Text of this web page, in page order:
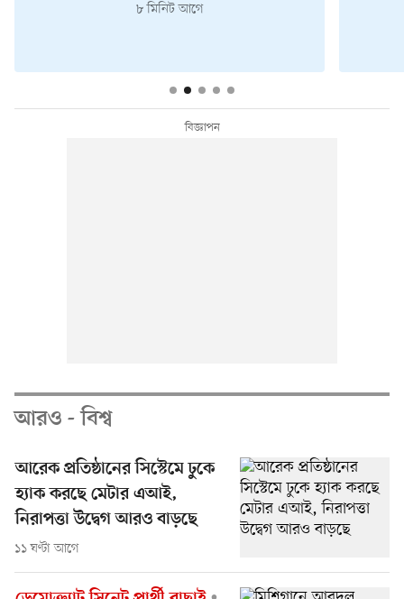
৮ মিনিট আগে
আরও - বিশ্ব
আরেক প্রতিষ্ঠানের সিস্টেমে ঢুকে
হ্যাক করছে মেটার এআই,
নিরাপত্তা উদ্বেগ আরও বাড়ছে
১১ ঘণ্টা আগে